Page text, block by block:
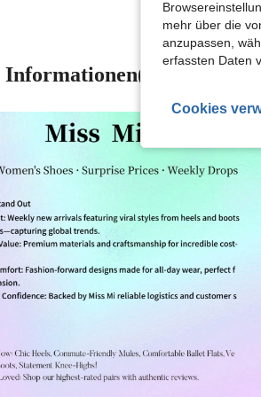
mehr über die
anzupassen,
erfassten Daten
Cookies